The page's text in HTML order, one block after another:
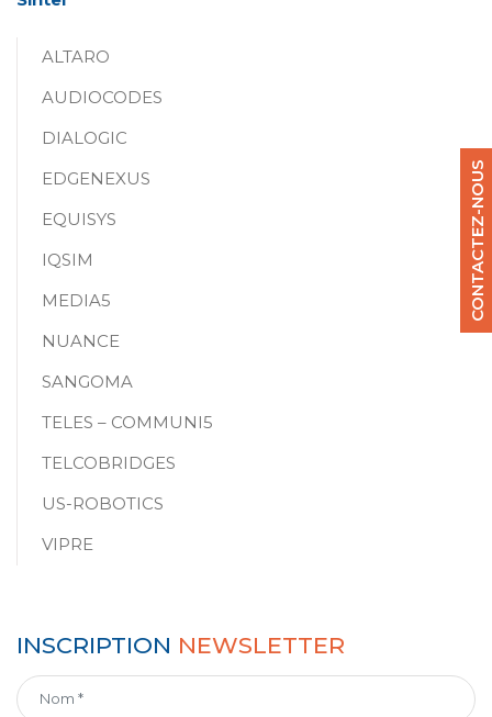
CONTACTEZ-NOUS
ALTARO
AUDIOCODES
DIALOGIC
EDGENEXUS
EQUISYS
IQSIM
MEDIA5
NUANCE
SANGOMA
TELES – COMMUNI5
TELCOBRIDGES
US-ROBOTICS
VIPRE
INSCRIPTION NEWSLETTER